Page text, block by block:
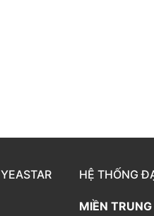
HỆ THỐNG
MIỀN TRUNG